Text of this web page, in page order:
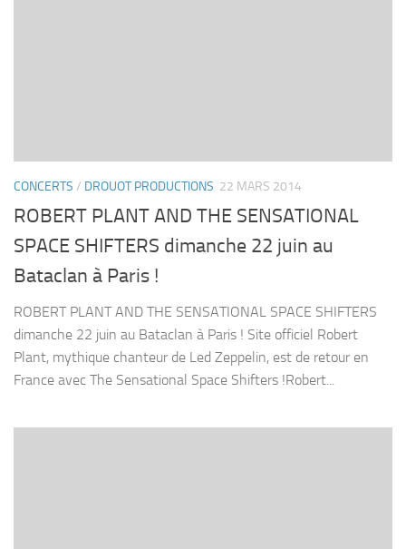
CONCERTS / DROUOT PRODUCTIONS 22 MARS 2014
ROBERT PLANT AND THE SENSATIONAL
SPACE SHIFTERS dimanche 22 juin au
Bataclan à Paris !
ROBERT PLANT AND THE SENSATIONAL SPACE SHIFTERS
dimanche 22 juin au Bataclan à Paris ! Site officiel Robert
Plant, mythique chanteur de Led Zeppelin, est de retour en
France avec The Sensational Space Shifters !Robert...